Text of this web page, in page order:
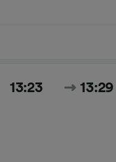
13:23 13:29